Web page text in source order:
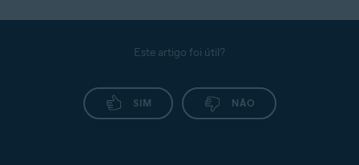
Este artigo foi útil?
SIM NÃO